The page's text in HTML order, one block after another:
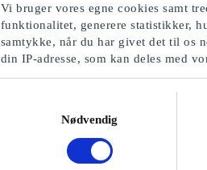
Vi bruger vores egne cookies samt
funktionalitet, generere statistikker,
samtykke, når du har givet det til os
din IP-adresse, som kan deles med
Nødvendig